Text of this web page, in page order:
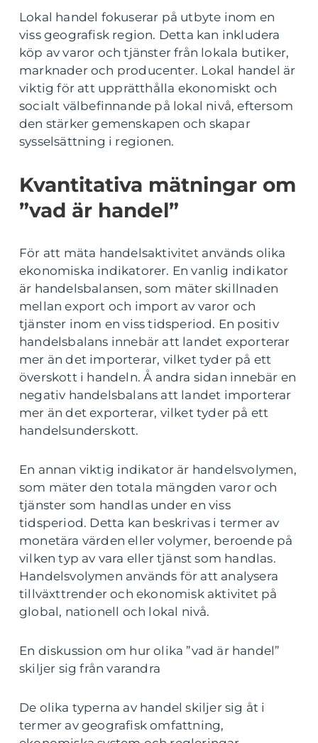
Lokal handel fokuserar på utbyte inom en
viss geografisk region. Detta kan inkludera
köp av varor och tjänster från lokala butiker,
marknader och producenter. Lokal handel är
viktig för att upprätthålla ekonomiskt och
socialt välbefinnande på lokal nivå, eftersom
den stärker gemenskapen och skapar
sysselsättning i regionen.
Kvantitativa mätningar om
”vad är handel”
För att mäta handelsaktivitet används olika
ekonomiska indikatorer. En vanlig indikator
är handelsbalansen, som mäter skillnaden
mellan export och import av varor och
tjänster inom en viss tidsperiod. En positiv
handelsbalans innebär att landet exporterar
mer än det importerar, vilket tyder på ett
överskott i handeln. Å andra sidan innebär en
negativ handelsbalans att landet importerar
mer än det exporterar, vilket tyder på ett
handelsunderskott.
En annan viktig indikator är handelsvolymen,
som mäter den totala mängden varor och
tjänster som handlas under en viss
tidsperiod. Detta kan beskrivas i termer av
monetära värden eller volymer, beroende på
vilken typ av vara eller tjänst som handlas.
Handelsvolymen används för att analysera
tillväxttrender och ekonomisk aktivitet på
global, nationell och lokal nivå.
En diskussion om hur olika ”vad är handel”
skiljer sig från varandra
De olika typerna av handel skiljer sig åt i
termer av geografisk omfattning,